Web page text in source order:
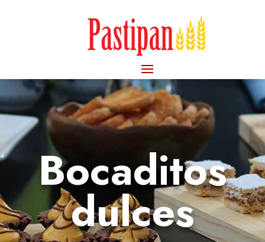
Bocaditos
dulces